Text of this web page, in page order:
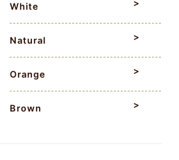
White
Natural
Orange
Brown